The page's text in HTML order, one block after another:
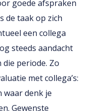
goede afspraken
de taak op zich
een collega
steeds aandacht
periode. Zo
met collega’s:
waar denk je
Gewenste